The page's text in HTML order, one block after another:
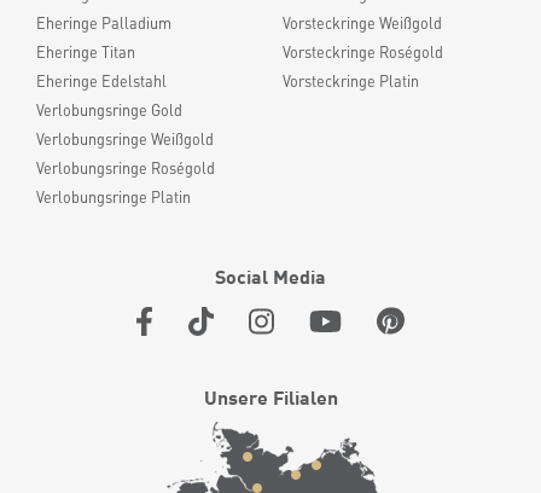
Eheringe Palladium
Eheringe Titan
Eheringe Edelstahl
Verlobungsringe Gold
Verlobungsringe Weißgold
Verlobungsringe Roségold
Verlobungsringe Platin
Vorsteckringe Weißgold
Vorsteckringe Roségold
Vorsteckringe Platin
Social Media
Unsere Filialen